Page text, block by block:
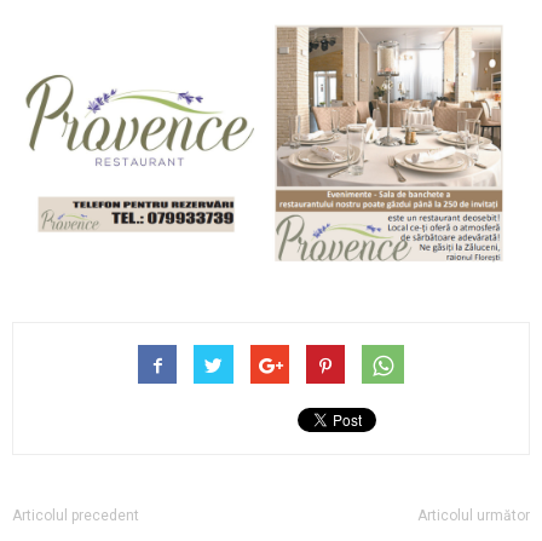
Articolul precedent Articolul următor